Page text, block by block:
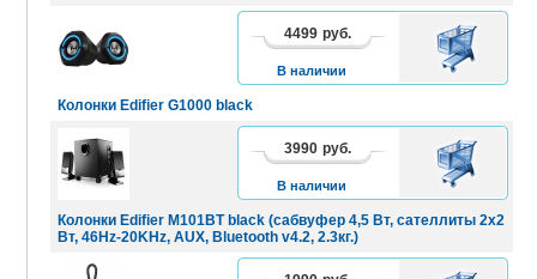
Колонки Edifier G1000 black
4499 руб.
В наличии
В
КОРЗИНУ
Колонки Edifier M101BT black (сабвуфер 4,5 Вт, сателлиты 2x2
Вт, 46Hz-20KHz, AUX, Bluetooth v4.2, 2.3кг.)
3990 руб.
В наличии
В
КОРЗИНУ